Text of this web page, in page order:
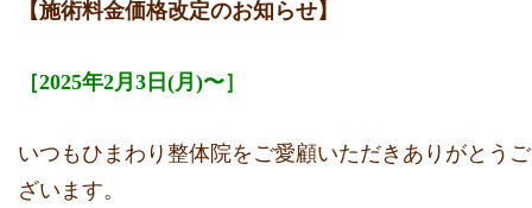
【施術料金価格改定のお知らせ】
［2025年2月3日(月)〜］
いつもひまわり整体院をご愛顧いただきありがとうご
ざいます。